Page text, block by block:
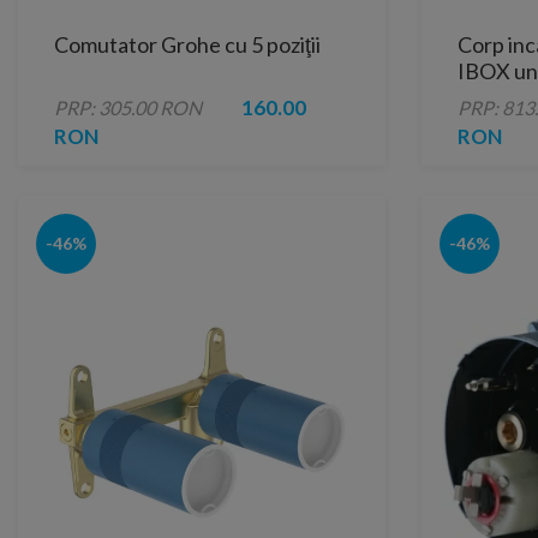
Comutator Grohe cu 5 poziţii
PRP: 305.00 RON
160.00
RON
Corp
IBOX
PRP:
RON
-46% -46%